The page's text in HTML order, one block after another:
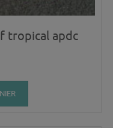
tropical apdc